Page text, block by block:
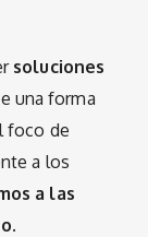
soluciones
una forma
foco de
a los
a las
.